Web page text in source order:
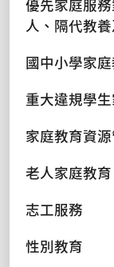
優先家庭服
人、隔代教養
國中小學家
重大違規學
家庭教育資
老人家庭教育
志工服務
性別教育